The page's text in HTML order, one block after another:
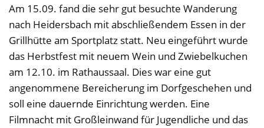
Am 15.09. fand die sehr gut besuchte Wanderung
nach Heidersbach mit abschließendem Essen in der
Grillhütte am Sportplatz statt. Neu eingeführt wurde
das Herbstfest mit neuem Wein und Zwiebelkuchen
am 12.10. im Rathaussaal. Dies war eine gut
angenommene Bereicherung im Dorfgeschehen und
soll eine dauernde Einrichtung werden. Eine
Filmnacht mit Großleinwand für Jugendliche und das